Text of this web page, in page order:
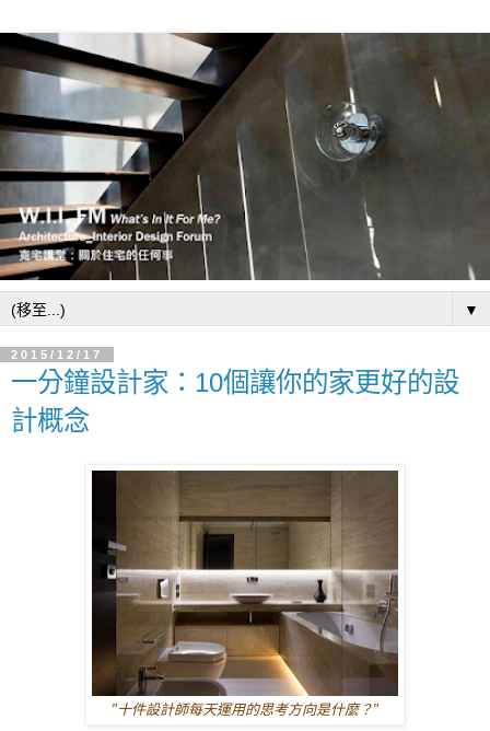
▼
2015/12/17
一分鐘設計家：10個讓你的家更好的設
計概念
"十件設計師每天運用的思考方向是什麼？"